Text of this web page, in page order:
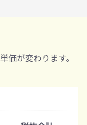
価が変わります。